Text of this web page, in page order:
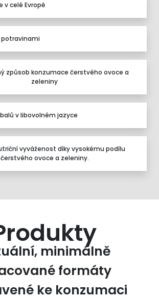
v celé Evropě
potravinami
způsob konzumace čerstvého ovoce a
zeleniny
v libovolném jazyce
vyváženost díky vysokému podílu
čerstvého ovoce a zeleniny.
minimálně
formáty
ke konzumaci